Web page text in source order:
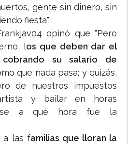
gente sin dinero, sin
fiesta".
opinó que "Pero
los que deben dar el
cobrando su salario de
que nada pasa; y quizás,
de nuestros impuestos
y bailar en horas
se a qué hora fue la
a las familias que lloran la